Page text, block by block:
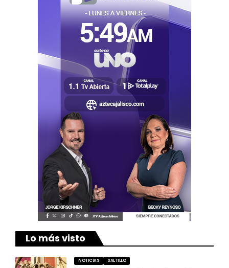
Lo más visto
NOTICIAS SALTILLO